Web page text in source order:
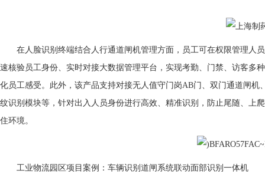
在人脸识别终端结合人行通道闸机管理方面，员工可在权限管理人
速核验员工身份、实时对接大数据管理平台，实现考勤、门禁、访客多
化员工感受。此外，该产品支持对接无人值守门岗AB门、双门通道闸
纹识别模块等，针对出入人员身份进行高效、精准识别，防止尾随、上
住环境。
工业物流园区项目案例：车辆识别道闸系统联动面部识别一体机